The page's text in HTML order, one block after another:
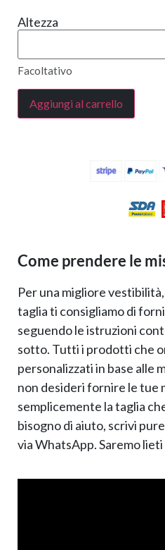
Altezza
Facoltativo
Aggiungi al carrello
Come prendere le
Per una migliore
taglia ti consigliamo di
seguendo le istruzioni
sotto. Tutti i prodotti che
personalizzati in base alle
non desideri fornire le tue
semplicemente la taglia
bisogno di aiuto, scrivi
via WhatsApp. Saremo